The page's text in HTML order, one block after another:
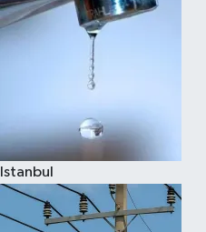
Istanbul